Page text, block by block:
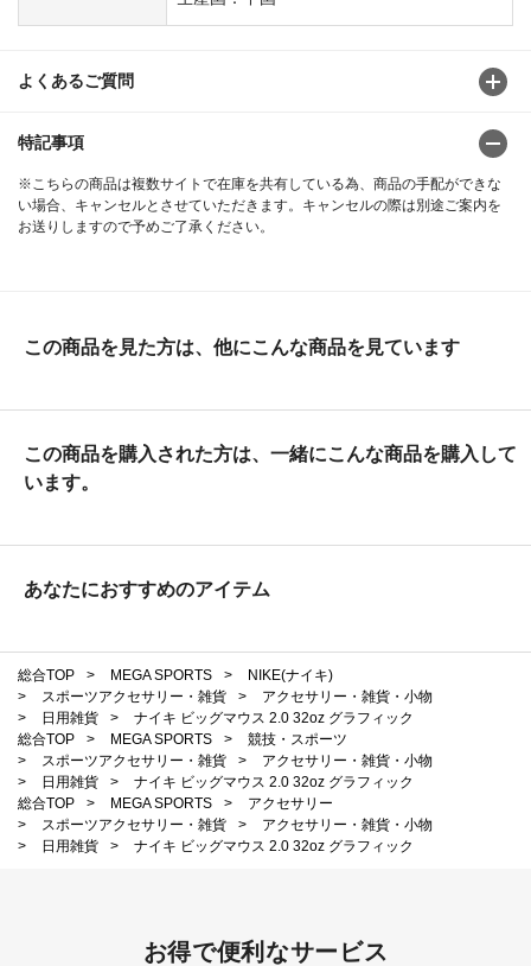
よくあるご質問
特記事項
※こちらの商品は複数サイトで在庫を共有している為、商品の手配ができな
い場合、キャンセルとさせていただきます。キャンセルの際は別途ご案内を
お送りしますので予めご了承ください。
この商品を見た方は、他にこんな商品を見ています
この商品を購入された方は、一緒にこんな商品を購入して
います。
あなたにおすすめのアイテム
総合TOP > MEGA SPORTS >
NIKE(ナイキ)
>
スポーツアクセサリー・雑貨 >
アクセサリー・雑貨・小物
>
日用雑貨 >
ナイキ ビッグマウス 2.0 32oz グラフィック
総合TOP
> MEGA SPORTS >
競技・スポーツ
>
スポーツアクセサリー・雑貨 >
アクセサリー・雑貨・小物
>
日用雑貨 >
ナイキ ビッグマウス 2.0 32oz グラフィック
総合TOP
> MEGA SPORTS >
アクセサリー
>
スポーツアクセサリー・雑貨 >
アクセサリー・雑貨・小物
>
日用雑貨 > ナイキ ビッグマウス 2.0 32oz グラフィック
お得で便利なサービス